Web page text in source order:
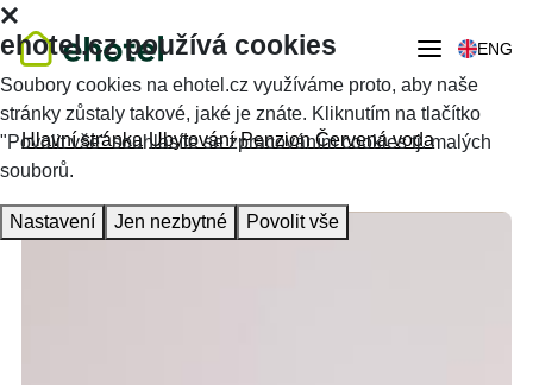
ENG
Hlavní stránka Ubytování Penzion Červená voda
ehotel.cz používá cookies
Soubory cookies na ehotel.cz využíváme proto, aby naše
stránky zůstaly takové, jaké je znáte. Kliknutím na tlačítko
"Povolit vše" souhlasíte se zpracováním cookies tj. malých
souborů.
Nastavení Jen nezbytné Povolit vše